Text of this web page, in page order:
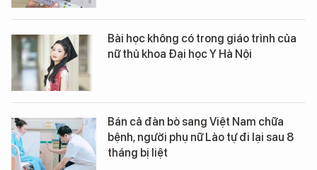
Bài học không có trong giáo trình của
nữ thủ khoa Đại học Y Hà Nội
Bán cả đàn bò sang Việt Nam chữa
bệnh, người phụ nữ Lào tự đi lại sau 8
tháng bị liệt